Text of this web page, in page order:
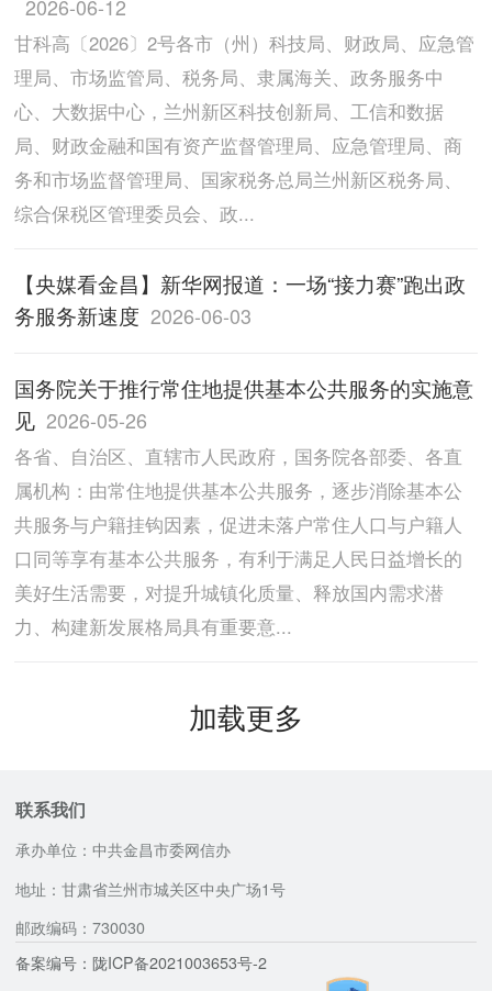
2026-06-12
甘科高〔2026〕2号各市（州）科技局、财政局、应急管
理局、市场监管局、税务局、隶属海关、政务服务中
心、大数据中心，兰州新区科技创新局、工信和数据
局、财政金融和国有资产监督管理局、应急管理局、商
务和市场监督管理局、国家税务总局兰州新区税务局、
综合保税区管理委员会、政...
【央媒看金昌】新华网报道：一场“接力赛”跑出政
务服务新速度 2026-06-03
国务院关于推行常住地提供基本公共服务的实施意
见 2026-05-26
各省、自治区、直辖市人民政府，国务院各部委、各直
属机构：由常住地提供基本公共服务，逐步消除基本公
共服务与户籍挂钩因素，促进未落户常住人口与户籍人
口同等享有基本公共服务，有利于满足人民日益增长的
美好生活需要，对提升城镇化质量、释放国内需求潜
力、构建新发展格局具有重要意...
加载更多
联系我们
承办单位：中共金昌市委网信办
地址：甘肃省兰州市城关区中央广场1号
邮政编码：730030
备案编号：陇ICP备2021003653号-2